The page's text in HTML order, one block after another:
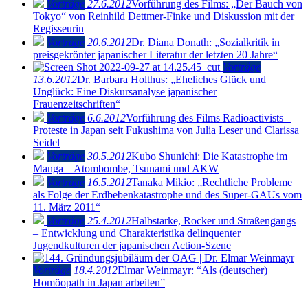
Vorträge 27.6.2012Vorführung des Films: „Der Bauch von
Tokyo“ von Reinhild Dettmer-Finke und Diskussion mit der
Regisseurin
Vorträge 20.6.2012Dr. Diana Donath: „Sozialkritik in
preisgekrönter japanischer Literatur der letzten 20 Jahre“
Vorträge
13.6.2012Dr. Barbara Holthus: „Eheliches Glück und
Unglück: Eine Diskursanalyse japanischer
Frauenzeitschriften“
Vorträge 6.6.2012Vorführung des Films Radioactivists –
Proteste in Japan seit Fukushima von Julia Leser und Clarissa
Seidel
Vorträge 30.5.2012Kubo Shunichi: Die Katastrophe im
Manga – Atombombe, Tsunami und AKW
Vorträge 16.5.2012Tanaka Mikio: „Rechtliche Probleme
als Folge der Erdbebenkatastrophe und des Super-GAUs vom
11. März 2011“
Vorträge 25.4.2012Halbstarke, Rocker und Straßengangs
– Entwicklung und Charakteristika delinquenter
Jugendkulturen der japanischen Action-Szene
Vorträge 18.4.2012Elmar Weinmayr: “Als (deutscher)
Homöopath in Japan arbeiten”